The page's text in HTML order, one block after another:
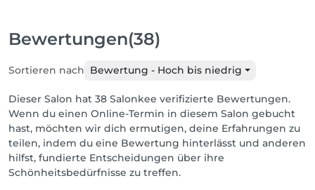
Bewertungen(38)
Sortieren nach Bewertung - Hoch bis niedrig
Dieser Salon hat 38 Salonkee verifizierte Bewertungen.
Wenn du einen Online-Termin in diesem Salon gebucht
hast, möchten wir dich ermutigen, deine Erfahrungen zu
teilen, indem du eine Bewertung hinterlässt und anderen
hilfst, fundierte Entscheidungen über ihre
Schönheitsbedürfnisse zu treffen.